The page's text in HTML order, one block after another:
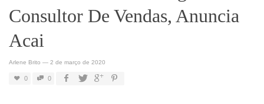
Consultor De Vendas, Anuncia
Acai
Arlene Brito — 2 de março de 2020
0 0